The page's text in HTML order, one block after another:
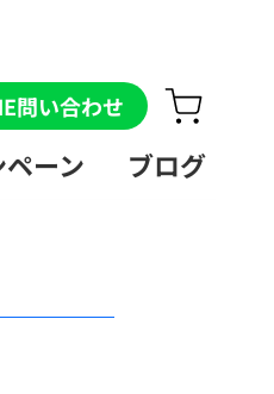
問い合わせ
ーン ブログ